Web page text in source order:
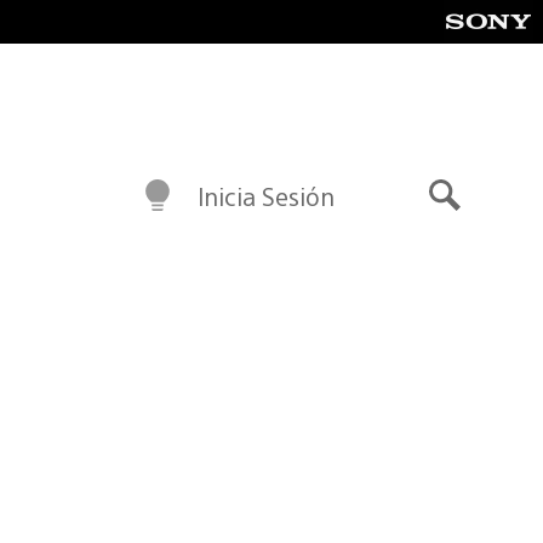
Inicia Sesión